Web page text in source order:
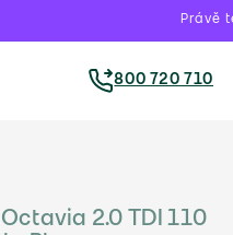
Právě
800 720 710
2.0 TDI 110